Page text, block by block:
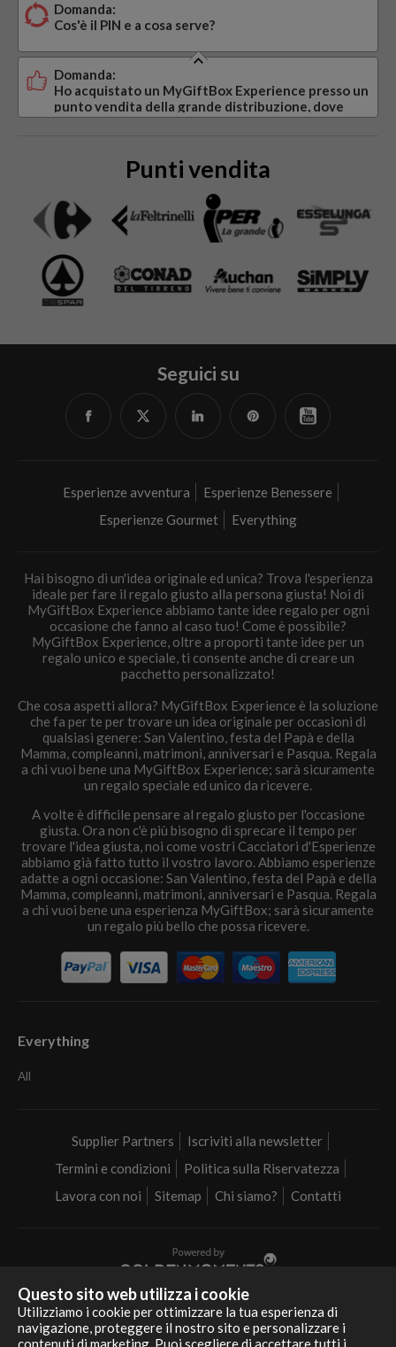
Domanda:
Cos'è il PIN e a cosa serve?
Domanda:
Ho acquistato un MyGiftBox Experience presso un
punto vendita della grande distribuzione, dove
trovo il codice di attivazione (PIN)?
Punti vendita
Seguici su
FacebookTwitterLinked
in
PinterestYouTube
Esperienze avventura
Esperienze Benessere
Esperienze Gourmet
Everything
Hai bisogno di un'idea originale ed unica? Trova l'esperienza
ideale per fare il regalo giusto alla persona giusta! Noi di
MyGiftBox Experience abbiamo tante idee regalo per ogni
occasione che fanno al caso tuo! Come è possibile?
MyGiftBox Experience, oltre a proporti tante idee per un
regalo unico e speciale, ti consente anche di creare un
pacchetto personalizzato!
Che cosa aspetti allora? MyGiftBox Experience è la soluzione
che fa per te per trovare un idea originale per occasioni di
qualsiasi genere: San Valentino, festa del Papà e della
Mamma, compleanni, matrimoni, anniversari e Pasqua. Regala
a chi vuoi bene una MyGiftBox Experience; sarà sicuramente
un regalo speciale ed unico da ricevere.
A volte è difficile pensare al regalo giusto per l'occasione
giusta. Ora non c'è più bisogno di sprecare il tempo per
trovare l'idea giusta, noi come vostri Cacciatori d'Esperienze
abbiamo già fatto tutto il vostro lavoro. Abbiamo esperienze
adatte a ogni occasione: San Valentino, festa del Papà e della
Mamma, compleanni, matrimoni, anniversari e Pasqua. Regala
a chi vuoi bene una esperienza MyGiftBox; sarà sicuramente
un regalo più bello che possa ricevere.
Everything
All
Supplier Partners
Iscriviti alla newsletter
Termini e condizioni
Politica sulla Riservatezza
Lavora con noi
Sitemap Chi siamo? Contatti
Realizziamo i tuoi sogni in tutta Italia
Questo sito web utilizza i cookie
Utilizziamo i cookie per ottimizzare la tua esperienza di
navigazione, proteggere il nostro sito e personalizzare i
contenuti di marketing. Puoi scegliere di accettare tutti i